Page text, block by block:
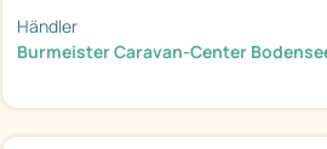
Händler
Burmeister Caravan-Center